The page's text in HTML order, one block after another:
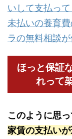
いして支払っ
未払いの養育
ラの無料相談が
ほっと保証
れって
このように思
家賃の支払い